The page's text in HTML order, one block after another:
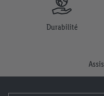
Durabilité
conservation des données
consentement à tout
déclaration de